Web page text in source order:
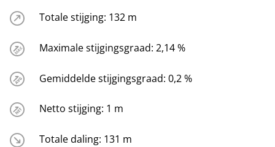
Totale stijging: 132 m
Maximale stijgingsgraad: 2,14 %
Gemiddelde stijgingsgraad: 0,2 %
Netto stijging: 1 m
Totale daling: 131 m